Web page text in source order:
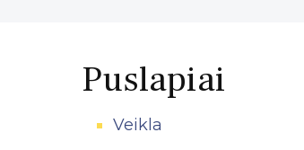
Puslapiai
Veikla